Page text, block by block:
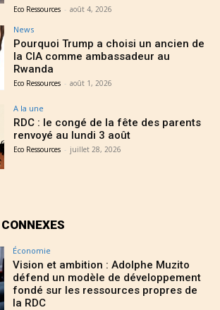
Eco Ressources - août 4, 2026
News
Pourquoi Trump a choisi un ancien de
la CIA comme ambassadeur au
Rwanda
Eco Ressources - août 1, 2026
A la une
RDC : le congé de la fête des parents
renvoyé au lundi 3 août
Eco Ressources - juillet 28, 2026
Économie
Vision et ambition : Adolphe Muzito
défend un modèle de développement
fondé sur les ressources propres de
la RDC